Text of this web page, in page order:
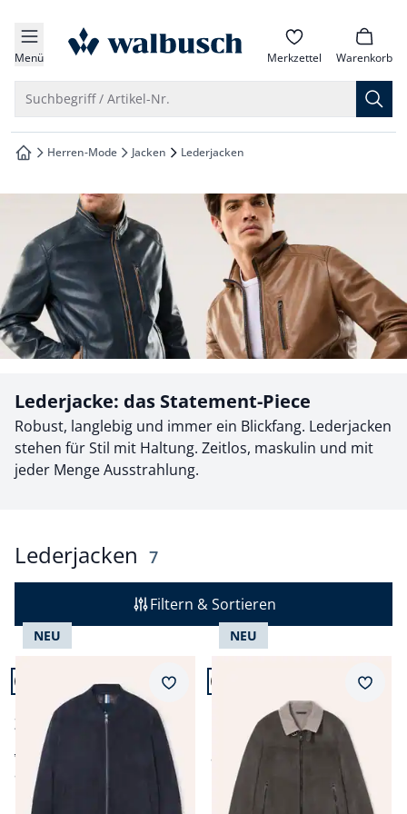
springen
springen
springen
springen
Menü zur Startseite Merkzettel Warenkorb
Suchbegriff / Artikel-Nr.
zur Startseite
Herren-Mode Jacken Lederjacken
Lederjacke: das Statement-Piece
Robust, langlebig und immer ein Blickfang. Lederjacken
stehen für Stil mit Haltung. Zeitlos, maskulin und mit
jeder Menge Ausstrahlung.
Lederjacken Ergebnisse
7
Filtern & Sortieren
Artikel 1 von 7.
NEU
Blouson aus
Ziegenvelours
ab € 329,99
ab € 299,99
Merkzettel
Artikel 2 von 7.
NEU
Lederblouson mit
Kunstfell
ab
€ 399,99